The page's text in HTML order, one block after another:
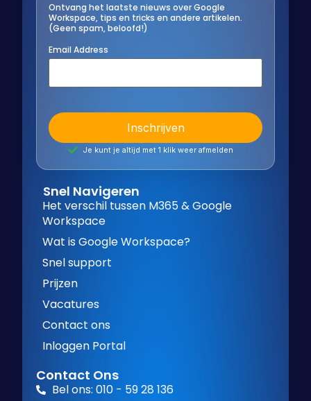
Ontvang het laatste nieuws over Google
Workspace, tips en tricks en andere artikelen.
(Geen spam, beloofd!)
Email Address
Je kunt je altijd met 1 klik weer afmelden
Snel Navigeren
Het verschil tussen M365 & Google
Workspace
Wat is Google Workspace?
Snel support
Prijzen
Vacatures
Contact ons
Inloggen Portal
Contact Ons
Bel ons: 010 - 59 28 136